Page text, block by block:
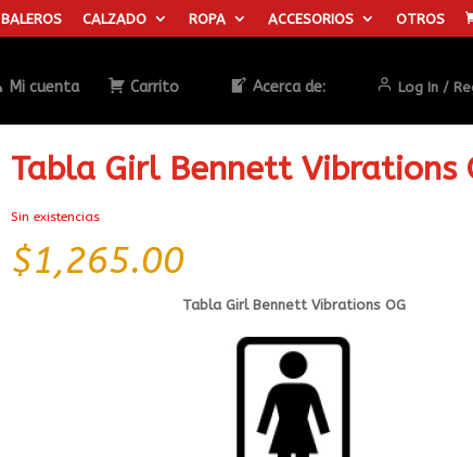
BALEROS CALZADO ROPA ACCESORIOS OTROS
Mi cuenta Carrito Acerca de: Log In /
Búsqueda
Tabla Girl Bennett Vibrations
Sin existencias
$1,265.00
Tabla Girl Bennett Vibrations OG